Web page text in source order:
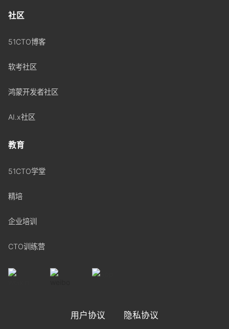
社区
51CTO博客
软考社区
鸿蒙开发者社区
AI.x社区
教育
51CTO学堂
精培
企业培训
CTO训练营
用户协议 隐私协议